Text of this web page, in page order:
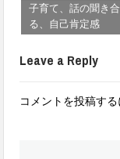
子育て、話の聞き
る、自己肯定感
Leave a Reply
コメントを投稿する